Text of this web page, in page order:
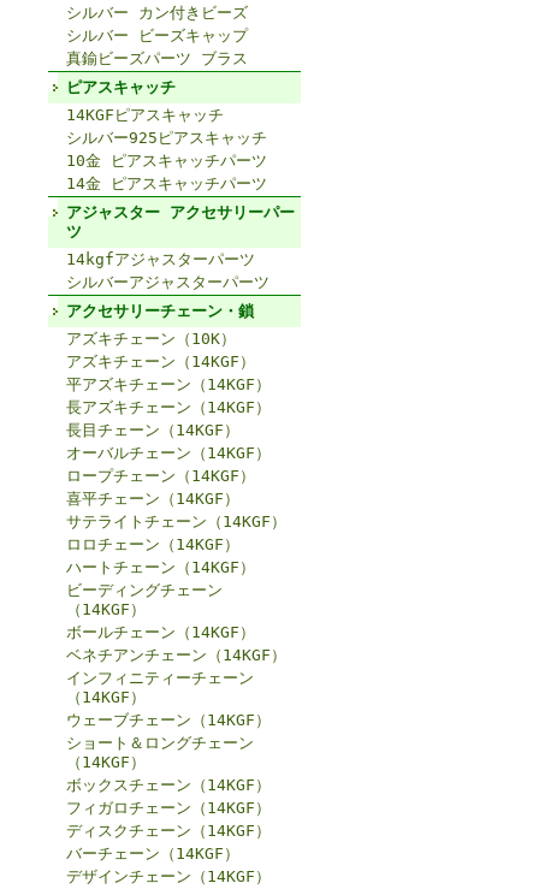
シルバー カン付きビーズ
シルバー ビーズキャップ
真鍮ビーズパーツ ブラス
ピアスキャッチ
14KGFピアスキャッチ
シルバー925ピアスキャッチ
10金 ピアスキャッチパーツ
14金 ピアスキャッチパーツ
アジャスター アクセサリーパー
ツ
14kgfアジャスターパーツ
シルバーアジャスターパーツ
アクセサリーチェーン・鎖
アズキチェーン（10K）
アズキチェーン（14KGF）
平アズキチェーン（14KGF）
長アズキチェーン（14KGF）
長目チェーン（14KGF）
オーバルチェーン（14KGF）
ロープチェーン（14KGF）
喜平チェーン（14KGF）
サテライトチェーン（14KGF）
ロロチェーン（14KGF）
ハートチェーン（14KGF）
ビーディングチェーン
（14KGF）
ボールチェーン（14KGF）
ベネチアンチェーン（14KGF）
インフィニティーチェーン
（14KGF）
ウェーブチェーン（14KGF）
ショート＆ロングチェーン
（14KGF）
ボックスチェーン（14KGF）
フィガロチェーン（14KGF）
ディスクチェーン（14KGF）
バーチェーン（14KGF）
デザインチェーン（14KGF）